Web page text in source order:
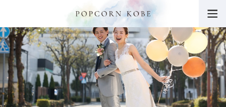
トップ
POPCORN KOBEの魅力
挙式・パーティー会場
ウエディングフェア